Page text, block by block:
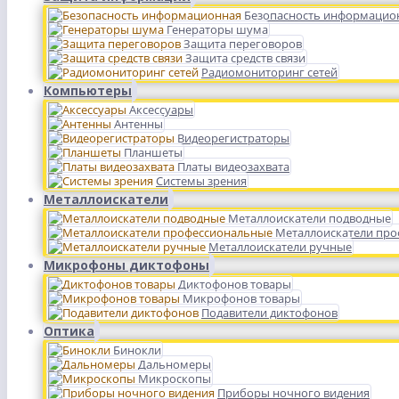
Безопасность
Генераторы шума
Защита переговоров
Защита средств связи
Радиомониторинг сетей
Компьютеры
Аксессуары
Антенны
Видеорегистраторы
Планшеты
Платы видеозахвата
Системы зрения
Металлоискатели
Металлоискатели подводные
Металлоискатели
Металлоискатели ручные
Микрофоны диктофоны
Диктофонов товары
Микрофонов товары
Подавители диктофонов
Оптика
Бинокли
Дальномеры
Микроскопы
Приборы ночного видения